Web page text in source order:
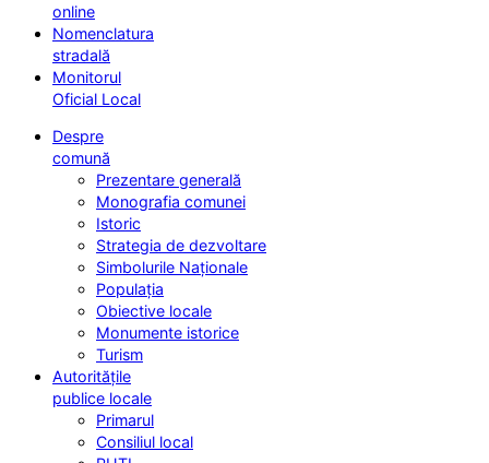
online
Nomenclatura
stradală
Monitorul
Oficial Local
Despre
comună
Prezentare generală
Monografia comunei
Istoric
Strategia de dezvoltare
Simbolurile Naționale
Populația
Obiective locale
Monumente istorice
Turism
Autoritățile
publice locale
Primarul
Consiliul local